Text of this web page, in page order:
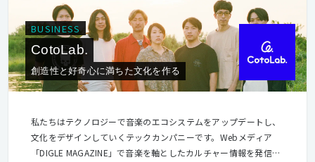
BUSINESS
CotoLab.
創造性と好奇心に満ちた文化を作る
私たちはテクノロジーで音楽のエコシステムをアップデートし、
文化をデザインしていくテックカンパニーです。Webメディア
「DIGLE MAGAZINE」で音楽を軸としたカルチャー情報を発信す